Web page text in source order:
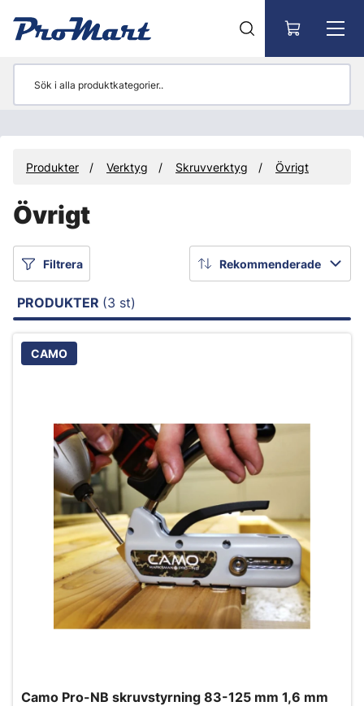
Produkter Verktyg Skruvverktyg Övrigt
Övrigt
Filtrera Rekommenderade
PRODUKTER (3 st)
CAMO
Camo Pro-NB skruvstyrning 83-125 mm 1,6 mm